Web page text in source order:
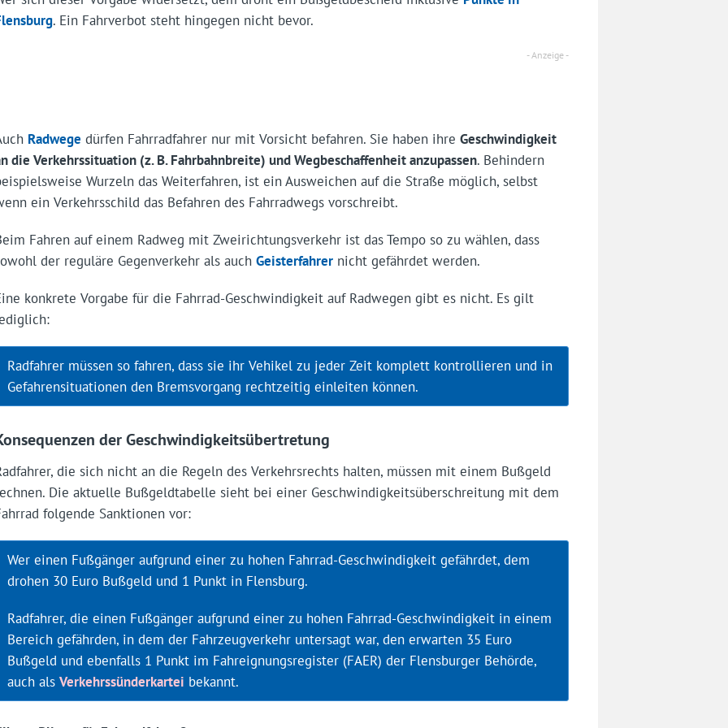
. Ein Fahrverbot steht hingegen nicht bevor.
Radwege dürfen Fahrradfahrer nur mit Vorsicht befahren. Sie haben ihre Geschwindigkeit
die Verkehrssituation (z. B. Fahrbahnbreite) und Wegbeschaffenheit anzupassen. Behindern
Wurzeln das Weiterfahren, ist ein Ausweichen auf die Straße möglich, selbst
ein Verkehrsschild das Befahren des Fahrradwegs vorschreibt.
Fahren auf einem Radweg mit Zweirichtungsverkehr ist das Tempo so zu wählen, dass
der reguläre Gegenverkehr als auch Geisterfahrernicht gefährdet werden.
konkrete Vorgabe für die Fahrrad-Geschwindigkeit auf Radwegen gibt es nicht. Es gilt
Radfahrer müssen so fahren, dass sie ihr Vehikel zu jeder Zeit komplett kontrollieren und in
Gefahrensituationen den Bremsvorgang rechtzeitig einleiten können.
der Geschwindigkeitsübertretung
die sich nicht an die Regeln des Verkehrsrechts halten, müssen mit einem Bußgeld
Die aktuelle Bußgeldtabelle sieht bei einer Geschwindigkeitsüberschreitung mit dem
folgende Sanktionen vor:
Wer einen Fußgänger aufgrund einer zu hohen Fahrrad-Geschwindigkeit gefährdet, dem
drohen 30 Euro Bußgeld und 1 Punkt in Flensburg.
Radfahrer, die einen Fußgänger aufgrund einer zu hohen Fahrrad-Geschwindigkeit in einem
Bereich gefährden, in dem der Fahrzeugverkehr untersagt war, den erwarten 35 Euro
Bußgeld und ebenfalls 1 Punkt im Fahreignungsregister (FAER) der Flensburger Behörde,
auch als Verkehrssünderkartei bekannt.